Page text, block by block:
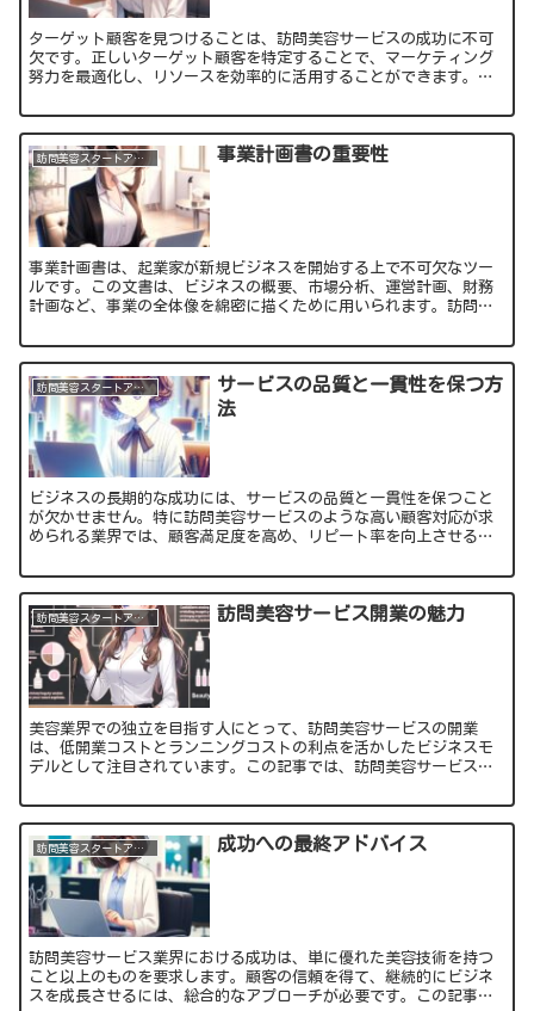
ターゲット顧客を見つけることは、訪問美容サービスの成功に不可
欠です。正しいターゲット顧客を特定することで、マーケティング
努力を最適化し、リソースを効率的に活用することができます。こ
戦...
訪問美容スタートアップ初級編 事業計画書の重要性
事業計画書は、起業家が新規ビジネスを開始する上で不可欠なツー
ルです。この文書は、ビジネスの概要、市場分析、運営計画、財務
計画など、事業の全体像を綿密に描くために用いられます。訪問美
は...
訪問美容スタートアップ初級編
サービスの品質と一貫性を保つ方
法
ビジネスの長期的な成功には、サービスの品質と一貫性を保つこと
が欠かせません。特に訪問美容サービスのような高い顧客対応が求
められる業界では、顧客満足度を高め、リピート率を向上させるた
問...
訪問美容スタートアップ初級編 訪問美容サービス開業の魅力
美容業界での独立を目指す人にとって、訪問美容サービスの開業
は、低開業コストとランニングコストの利点を活かしたビジネスモ
デルとして注目されています。この記事では、訪問美容サービスと
訪...
訪問美容スタートアップ初級編 成功への最終アドバイス
訪問美容サービス業界における成功は、単に優れた美容技術を持つ
こと以上のものを要求します。顧客の信頼を得て、継続的にビジネ
スを成長させるには、総合的なアプローチが必要です。この記事で